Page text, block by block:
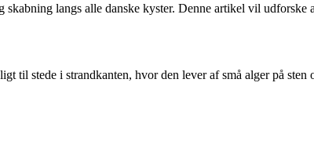
langs alle danske kyster. Denne artikel vil udforske
til stede i strandkanten, hvor den lever af små alger på